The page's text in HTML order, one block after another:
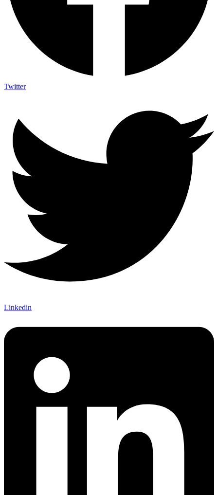
Twitter
Linkedin